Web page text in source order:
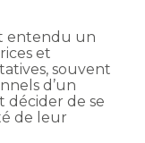
entendu un
et
souvent
d’un
décider de se
de leur